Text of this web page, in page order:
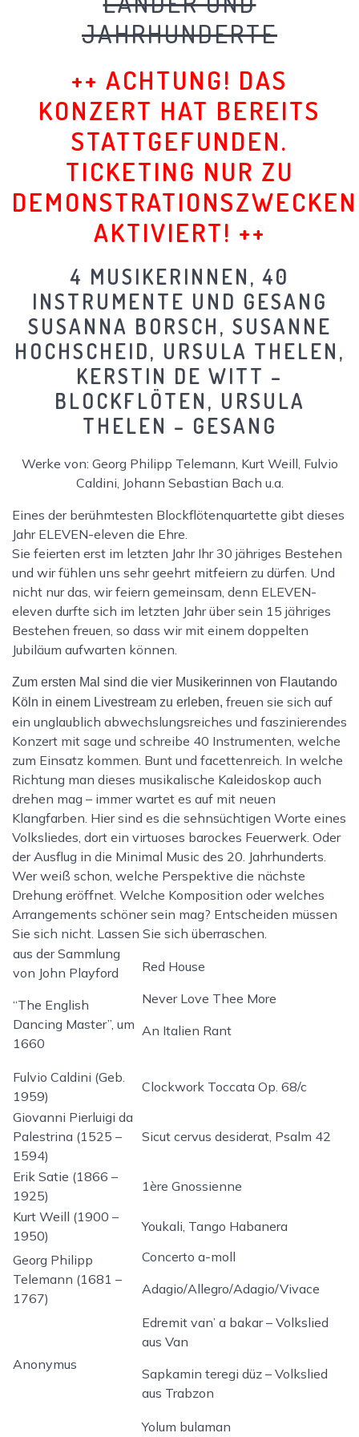
JAHRHUNDERTE
++ ACHTUNG! DAS
KONZERT HAT BEREITS
STATTGEFUNDEN.
TICKETING NUR ZU
DEMONSTRATIONSZWECKEN
AKTIVIERT! ++
4 MUSIKERINNEN, 40
INSTRUMENTE UND GESANG
SUSANNA BORSCH, SUSANNE
HOCHSCHEID, URSULA THELEN,
KERSTIN DE WITT –
BLOCKFLÖTEN, URSULA
THELEN – GESANG
Werke von: Georg Philipp Telemann, Kurt Weill, Fulvio
Caldini, Johann Sebastian Bach u.a.
Eines der berühmtesten Blockflötenquartette gibt dieses
Jahr ELEVEN-eleven die Ehre.
Sie feierten erst im letzten Jahr Ihr 30 jähriges Bestehen
und wir fühlen uns sehr geehrt mitfeiern zu dürfen. Und
nicht nur das, wir feiern gemeinsam, denn ELEVEN-
eleven durfte sich im letzten Jahr über sein 15 jähriges
Bestehen freuen, so dass wir mit einem doppelten
Jubiläum aufwarten können.
Zum ersten Mal sind die vier Musikerinnen von Flautando
Köln in einem Livestream zu erleben, freuen sie sich auf
ein unglaublich abwechslungsreiches und faszinierendes
Konzert mit sage und schreibe 40 Instrumenten, welche
zum Einsatz kommen. Bunt und facettenreich. In welche
Richtung man dieses musikalische Kaleidoskop auch
drehen mag – immer wartet es auf mit neuen
Klangfarben. Hier sind es die sehnsüchtigen Worte eines
Volksliedes, dort ein virtuoses barockes Feuerwerk. Oder
der Ausflug in die Minimal Music des 20. Jahrhunderts.
Wer weiß schon, welche Perspektive die nächste
Drehung eröffnet. Welche Komposition oder welches
Arrangements schöner sein mag? Entscheiden müssen
Sie sich nicht. Lassen Sie sich überraschen.
aus der Sammlung
von John Playford
“The English
Dancing Master”, um
1660
Red House
Never Love Thee More
An Italien Rant
Fulvio Caldini (Geb.
1959)
Clockwork Toccata Op. 68/c
Giovanni Pierluigi da
Palestrina (1525 –
1594)
Sicut cervus desiderat, Psalm 42
Erik Satie (1866 –
1925)
1ère Gnossienne
Kurt Weill (1900 –
1950)
Youkali, Tango Habanera
Georg Philipp
Telemann (1681 –
1767)
Concerto a-moll
Adagio/Allegro/Adagio/Vivace
Anonymus
Edremit van’ a bakar – Volkslied
aus Van
Sapkamin teregi düz – Volkslied
aus Trabzon
Yolum bulaman